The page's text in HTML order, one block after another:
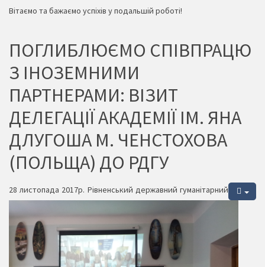
Вітаємо та бажаємо успіхів у подальшій роботі!
ПОГЛИБЛЮЄМО СПІВПРАЦЮ
З ІНОЗЕМНИМИ
ПАРТНЕРАМИ: ВІЗИТ
ДЕЛЕГАЦІЇ АКАДЕМІЇ ІМ. ЯНА
ДЛУГОША М. ЧЕНСТОХОВА
(ПОЛЬЩА) ДО РДГУ
28 листопада 2017р. Рівненський державний гуманітарний